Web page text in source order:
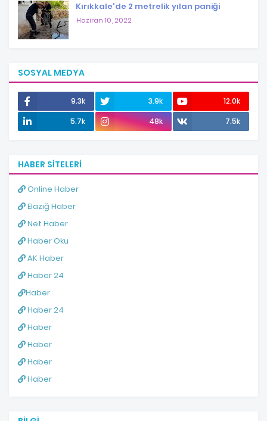
Kırıkkale'de 2 metrelik yılan paniği
Haziran 10, 2022
SOSYAL MEDYA
9.3k 3.9k
12.0k
5.7k
48k 7.5k
HABER SITELERI
Online Haber
Elazığ Haber
Net Haber
Haber Oku
AK Haber
Haber 24
Haber
Haber 24
Haber
Haber
Haber
Haber